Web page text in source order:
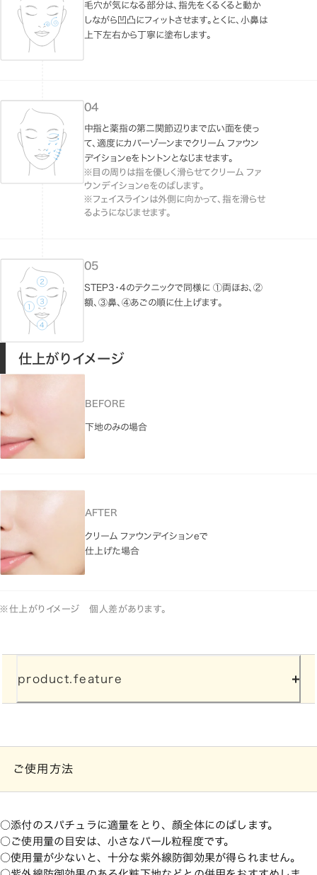
毛穴が気になる部分は、指先をくるくると動か
しながら凹凸にフィットさせます。とくに、小鼻は
上下左右から丁寧に塗布します。
中指と薬指の第二関節辺りまで広い面を使っ
て、適度にカバーゾーンまでクリーム ファウン
デイションeをトントンとなじませます。
※目の周りは指を優しく滑らせてクリーム ファ
ウンデイションeをのばします。
※フェイスラインは外側に向かって、指を滑らせ
るようになじませます。
STEP3・4のテクニックで同様に ①両ほお、②
額、③鼻、④あごの順に仕上げます。
仕上がりイメージ
BEFORE
下地のみの場合
AFTER
クリーム ファウンデイションeで
仕上げた場合
※仕上がりイメージ 個人差があります。
product.feature
ご使用方法
添付のスパチュラに適量をとり、顔全体にのばします。
ご使用量の目安は、小さなパール粒程度です。
使用量が少ないと、十分な紫外線防御効果が得られません。